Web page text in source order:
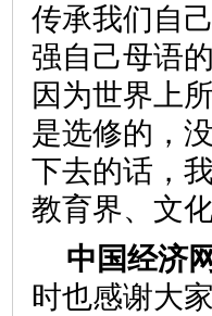
传承我们自
强自己母语
因为世界上
是选修的，
下去的话，
教育界、文
中国经济
时也感谢大